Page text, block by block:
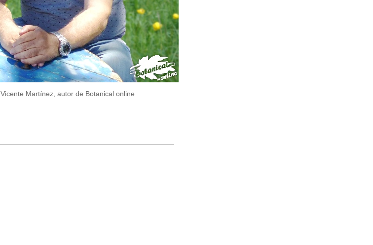
Vicente Martínez, autor de Botanical online